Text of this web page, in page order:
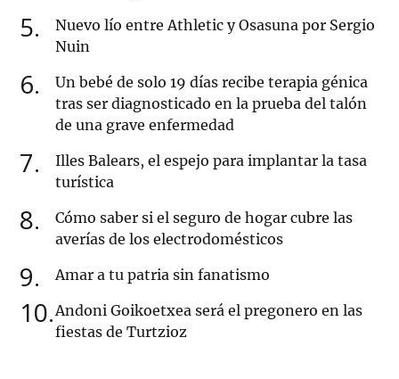
5
Nuevo lío entre Athletic y Osasuna por Sergio
Nuin
6
Un bebé de solo 19 días recibe terapia génica
tras ser diagnosticado en la prueba del talón
de una grave enfermedad
7
Illes Balears, el espejo para implantar la tasa
turística
8
Cómo saber si el seguro de hogar cubre las
averías de los electrodomésticos
9 Amar a tu patria sin fanatismo
10 Andoni Goikoetxea será el pregonero en las
fiestas de Turtzioz